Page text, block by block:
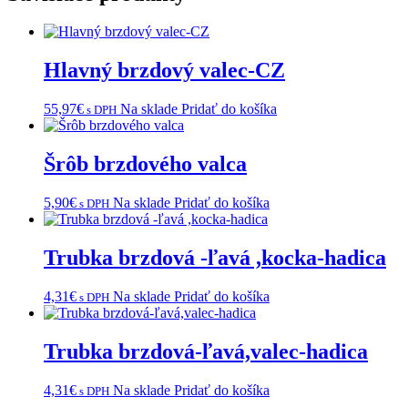
Hlavný brzdový valec-CZ
55,97€ s DPH Na sklade Pridať do košíka
Šrôb brzdového valca
5,90€ s DPH Na sklade Pridať do košíka
Trubka brzdová -ľavá ,kocka-hadica
4,31€ s DPH Na sklade Pridať do košíka
Trubka brzdová-ľavá,valec-hadica
4,31€ s DPH Na sklade Pridať do košíka